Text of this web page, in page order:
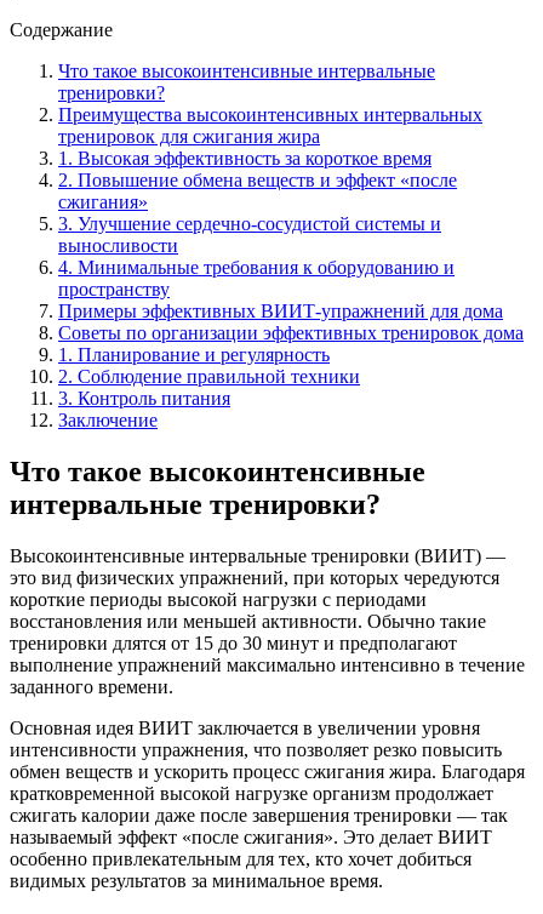
Содержание
Что такое высокоинтенсивные интервальные
тренировки?
Преимущества высокоинтенсивных интервальных
тренировок для сжигания жира
1. Высокая эффективность за короткое время
2. Повышение обмена веществ и эффект «после
сжигания»
3. Улучшение сердечно-сосудистой системы и
выносливости
4. Минимальные требования к оборудованию и
пространству
Примеры эффективных ВИИТ-упражнений для дома
Советы по организации эффективных тренировок дома
1. Планирование и регулярность
2. Соблюдение правильной техники
3. Контроль питания
Заключение
Что такое высокоинтенсивные
интервальные тренировки?
Высокоинтенсивные интервальные тренировки (ВИИТ) —
это вид физических упражнений, при которых чередуются
короткие периоды высокой нагрузки с периодами
восстановления или меньшей активности. Обычно такие
тренировки длятся от 15 до 30 минут и предполагают
выполнение упражнений максимально интенсивно в течение
заданного времени.
Основная идея ВИИТ заключается в увеличении уровня
интенсивности упражнения, что позволяет резко повысить
обмен веществ и ускорить процесс сжигания жира. Благодаря
кратковременной высокой нагрузке организм продолжает
сжигать калории даже после завершения тренировки — так
называемый эффект «после сжигания». Это делает ВИИТ
особенно привлекательным для тех, кто хочет добиться
видимых результатов за минимальное время.